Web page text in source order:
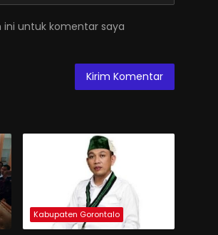
untuk komentar saya
Kabupaten Gorontalo